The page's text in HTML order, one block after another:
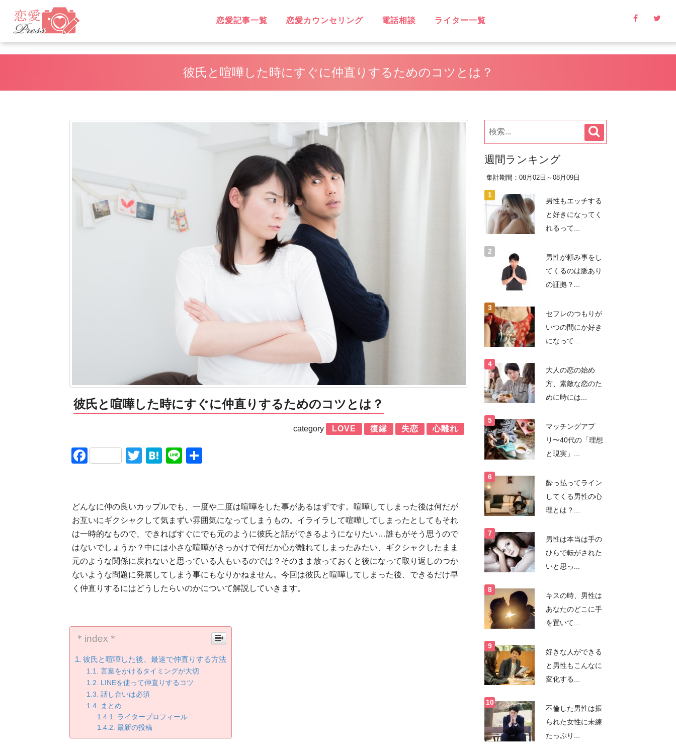
恋愛記事一覧
LOVE
不倫
無料相談
片思い
復縁
失恋
浮気
遠距離恋愛
略奪愛
ソウルメイト
スピリチュアル
恋に効く♡
笑えるネタ
子持ち
出会い
デート・旅行
同性愛
結婚
男性心理
恋愛ウォッチャー
ハッピーライフ
ヘルシーライフ
LGBT
恋愛カウンセリング 電話相談 ライター一覧
彼氏と喧嘩した時にすぐに仲直りするためのコツとは？
彼氏と喧嘩した時にすぐに仲直りするためのコツとは？
category LOVE 復縁 失恋 心離れ
FacebookTwitterHatena
Line
どんなに仲の良いカップルでも、一度や二度は喧嘩をした事があるはずです。喧嘩してしまった後は何だが
お互いにギクシャクして気まずい雰囲気になってしまうもの。イライラして喧嘩してしまったとしてもそれ
は一時的なもので、できればすぐにでも元のように彼氏と話ができるようになりたい…誰もがそう思うので
はないでしょうか？中には小さな喧嘩がきっかけで何だか心が離れてしまったみたい、ギクシャクしたまま
元のような関係に戻れないと思っている人もいるのでは？そのまま放っておくと後になって取り返しのつか
ないような問題に発展してしまう事にもなりかねません。今回は彼氏と喧嘩してしまった後、できるだけ早
く仲直りするにはどうしたらいのかについて解説していきます。
＊index＊
彼氏と喧嘩した後、最速で仲直りする方法
言葉をかけるタイミングが大切
LINEを使って仲直りするコツ
話し合いは必須
まとめ
ライタープロフィール
最新の投稿
週間ランキング
集計期間：08月02日～08月09日
男性もエッチする
と好きになってく
れるって...
男性が頼み事をし
てくるのは脈あり
の証拠？...
セフレのつもりが
いつの間にか好き
になって...
大人の恋の始め
方、素敵な恋のた
めに時には...
マッチングアプ
リ〜40代の「理想
と現実」...
酔っ払ってライン
してくる男性の心
理とは？...
男性は本当は手の
ひらで転がされた
いと思っ...
キスの時、男性は
あなたのどこに手
を置いて...
好きな人ができる
と男性もこんなに
変化する...
不倫した男性は振
られた女性に未練
たっぷり...